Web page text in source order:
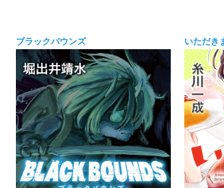
ブラックバウンズ いただき